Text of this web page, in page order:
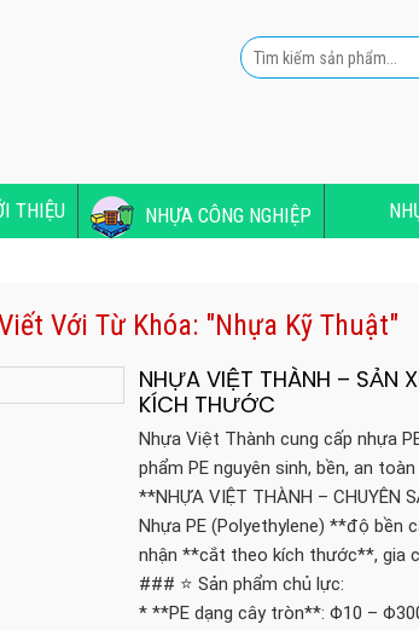
THIỆU NHỰA CÔNG NGHIỆP
Với Từ Khóa: "nhựa Kỹ Thuật"
NHỰA VIỆT THÀNH – SẢN
KÍCH THƯỚC
Nhựa Việt Thành cung cấp nhựa
phẩm PE nguyên sinh, bền, an
**NHỰA VIỆT THÀNH – CHUYÊN
Nhựa PE (Polyethylene) **độ bền
nhận **cắt theo kích thước**, gia
### ⭐ Sản phẩm chủ lực:
* **PE dạng cây tròn**: Φ10 –